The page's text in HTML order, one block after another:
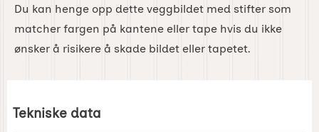
Du kan henge opp dette veggbildet med stifter som
matcher fargen på kantene eller tape hvis du ikke
ønsker å risikere å skade bildet eller tapetet.
Tekniske data